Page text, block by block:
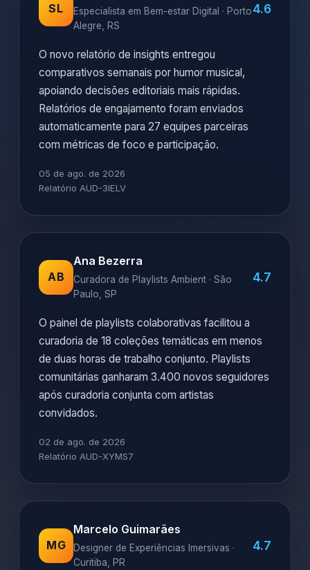
SL
Especialista em Bem-estar Digital · Porto
Alegre, RS
4.6
O novo relatório de insights entregou
comparativos semanais por humor musical,
apoiando decisões editoriais mais rápidas.
Relatórios de engajamento foram enviados
automaticamente para 27 equipes parceiras
com métricas de foco e participação.
05 de ago. de 2026
Relatório AUD-3IELV
AB
Ana Bezerra
Curadora de Playlists Ambient · São
Paulo, SP
4.7
O painel de playlists colaborativas facilitou a
curadoria de 18 coleções temáticas em menos
de duas horas de trabalho conjunto. Playlists
comunitárias ganharam 3.400 novos seguidores
após curadoria conjunta com artistas
convidados.
02 de ago. de 2026
Relatório AUD-XYMS7
MG
Marcelo Guimarães
Designer de Experiências Imersivas ·
Curitiba, PR
4.7